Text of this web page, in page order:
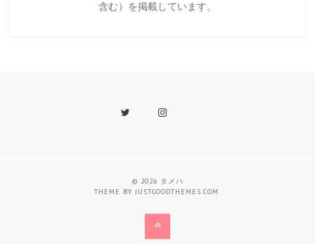
含む）を掲載しています。
Twitter Instagram
Back
© 2026 タメハ
THEME BYJUSTGOODTHEMES.COM.